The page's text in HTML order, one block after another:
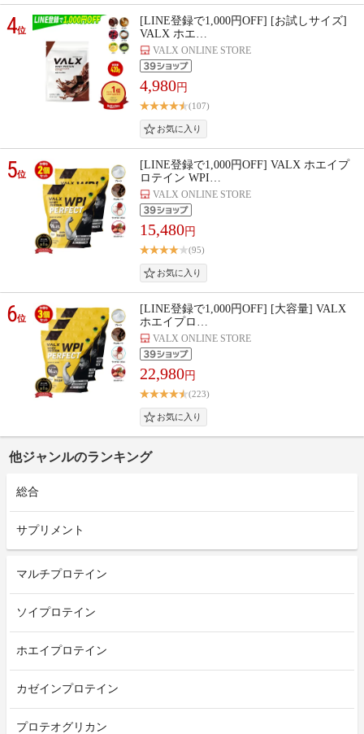
4位
[LINE登録で1,000円OFF] [お試しサイズ]
VALX ホエ…
VALX ONLINE STORE
4,980円
(107)
5位
[LINE登録で1,000円OFF] VALX ホエイプ
ロテイン WPI…
VALX ONLINE STORE
15,480円
(95)
6位
[LINE登録で1,000円OFF] [大容量] VALX
ホエイプロ…
VALX ONLINE STORE
22,980円
(223)
他ジャンルのランキング
総合
サプリメント
マルチプロテイン
ソイプロテイン
ホエイプロテイン
カゼインプロテイン
プロテオグリカン